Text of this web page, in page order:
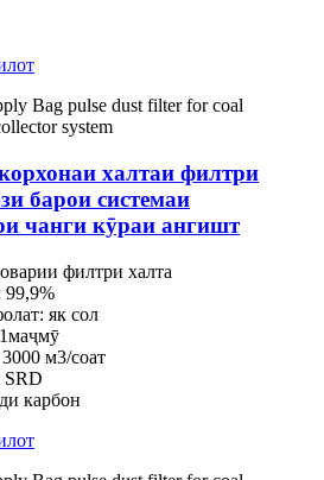
халтаи филтри
барои системаи
чанги кӯраи ангишт
филтри халта
99,9%
як сол
м3/соат
карбон